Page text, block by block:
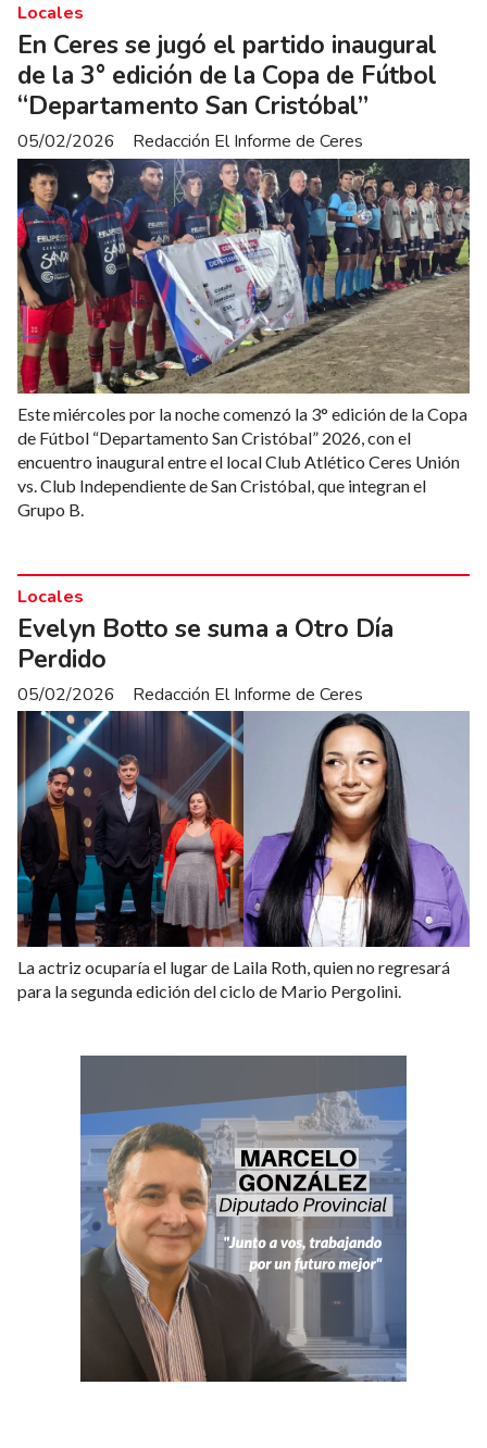
En Ceres se jugó el partido inaugural
de la 3° edición de la Copa de Fútbol
“Departamento San Cristóbal”
Redacción El Informe de Ceres
Locales
05/02/2026
Este miércoles por la noche comenzó la 3° edición de la Copa
de Fútbol “Departamento San Cristóbal” 2026, con el
encuentro inaugural entre el local Club Atlético Ceres Unión
vs. Club Independiente de San Cristóbal, que integran el
Grupo B.
Evelyn Botto se suma a Otro Día
Perdido
Redacción El Informe de Ceres
Locales
05/02/2026
La actriz ocuparía el lugar de Laila Roth, quien no regresará
para la segunda edición del ciclo de Mario Pergolini.